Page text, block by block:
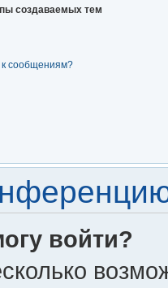
создаваемых тем
к сообщениям?
войти?